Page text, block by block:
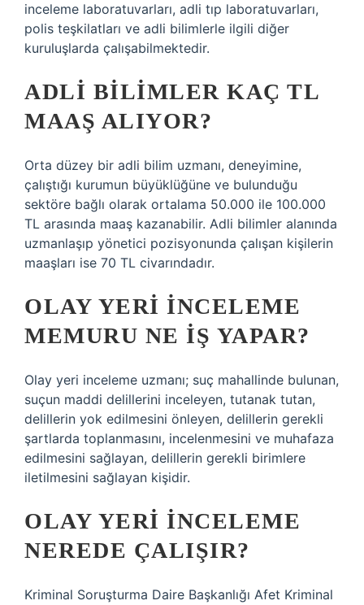
inceleme laboratuvarları, adli tıp laboratuvarları,
polis teşkilatları ve adli bilimlerle ilgili diğer
kuruluşlarda çalışabilmektedir.
ADLI BILIMLER KAÇ TL
MAAŞ ALIYOR?
Orta düzey bir adli bilim uzmanı, deneyimine,
çalıştığı kurumun büyüklüğüne ve bulunduğu
sektöre bağlı olarak ortalama 50.000 ile 100.000
TL arasında maaş kazanabilir. Adli bilimler alanında
uzmanlaşıp yönetici pozisyonunda çalışan kişilerin
maaşları ise 70 TL civarındadır.
OLAY YERI INCELEME
MEMURU NE IŞ YAPAR?
Olay yeri inceleme uzmanı; suç mahallinde bulunan,
suçun maddi delillerini inceleyen, tutanak tutan,
delillerin yok edilmesini önleyen, delillerin gerekli
şartlarda toplanmasını, incelenmesini ve muhafaza
edilmesini sağlayan, delillerin gerekli birimlere
iletilmesini sağlayan kişidir.
OLAY YERI INCELEME
NEREDE ÇALIŞIR?
Kriminal Soruşturma Daire Başkanlığı Afet Kriminal